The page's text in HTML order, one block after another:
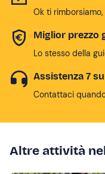
Ok ti
Miglior prezzo
Lo stesso della
Assistenza 7
Contattaci
Altre attività